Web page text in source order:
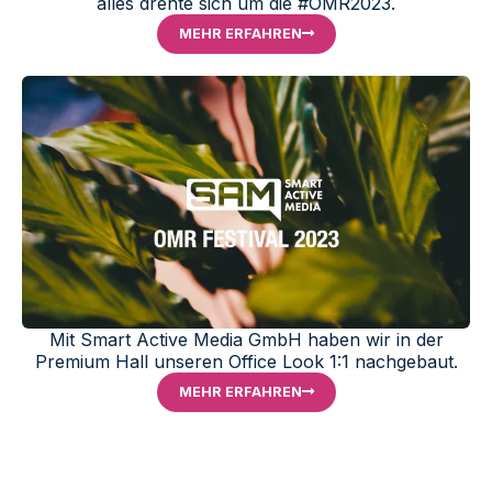
MEHR ERFAHREN
Mit Smart Active Media GmbH haben wir in der
Premium Hall unseren Office Look 1:1 nachgebaut.
MEHR ERFAHREN